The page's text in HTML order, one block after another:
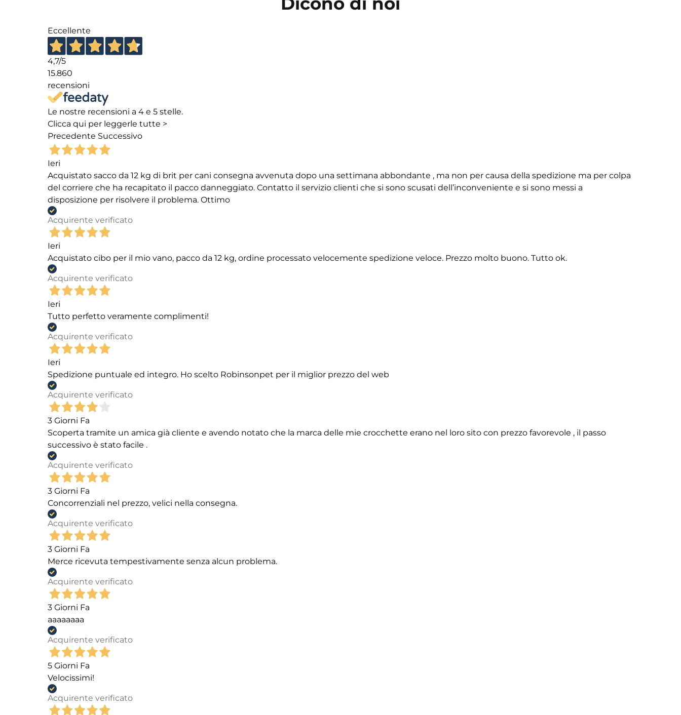
Eccellente
4,7/5
15.860
recensioni
Le nostre recensioni a 4 e 5 stelle.
Clicca qui per leggerle tutte >
Precedente Successivo
Ieri
Acquistato sacco da 12 kg di brit per cani consegna avvenuta dopo una settimana abbondante , ma non per causa della spedizione ma per colpa
del corriere che ha recapitato il pacco danneggiato. Contatto il servizio clienti che si sono scusati dell’inconveniente e si sono messi a
disposizione per risolvere il problema. Ottimo
Acquirente verificato
Ieri
Acquistato cibo per il mio vano, pacco da 12 kg, ordine processato velocemente spedizione veloce. Prezzo molto buono. Tutto ok.
Acquirente verificato
Ieri
Tutto perfetto veramente complimenti!
Acquirente verificato
Ieri
Spedizione puntuale ed integro. Ho scelto Robinsonpet per il miglior prezzo del web
Acquirente verificato
3 Giorni Fa
Scoperta tramite un amica già cliente e avendo notato che la marca delle mie crocchette erano nel loro sito con prezzo favorevole , il passo
successivo è stato facile .
Acquirente verificato
3 Giorni Fa
Concorrenziali nel prezzo, velici nella consegna.
Acquirente verificato
3 Giorni Fa
Merce ricevuta tempestivamente senza alcun problema.
Acquirente verificato
3 Giorni Fa
aaaaaaaa
Acquirente verificato
5 Giorni Fa
Velocissimi!
Acquirente verificato